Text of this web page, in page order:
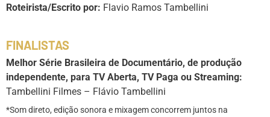
Roteirista/Escrito por: Flavio Ramos Tambellini
FINALISTAS
Melhor Série Brasileira de Documentário, de produção
independente, para TV Aberta, TV Paga ou Streaming:
Tambellini Filmes – Flávio Tambellini
*Som direto, edição sonora e mixagem concorrem juntos na